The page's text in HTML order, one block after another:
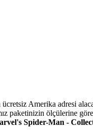
Amerika adresi
paketinizin ölçülerine
Spider-Man -